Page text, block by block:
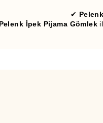
✔
Pelenk İpek Pijama Gömlek